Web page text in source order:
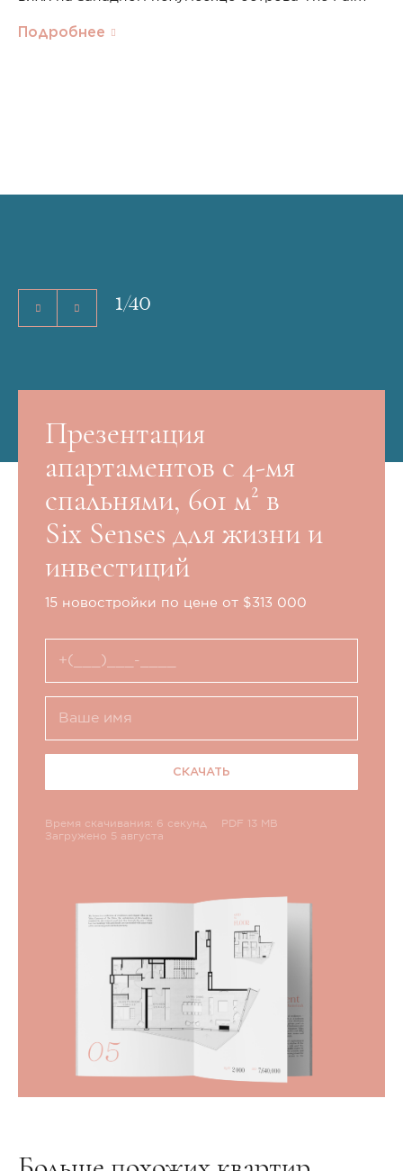
Подробнее
1/40
Презентация
апартаментов с 4-мя
спальнями, 601 м² в
Six Senses для жизни и
инвестиций
15 новостройки по цене от $313 000
СКАЧАТЬ
Время скачивания: 6 секунд
PDF 13 MB
Загружено 5 августа